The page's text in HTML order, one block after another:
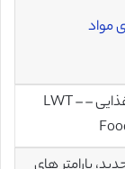
مواد
LWT – علوم و فناوری مواد غذایی – LWT –